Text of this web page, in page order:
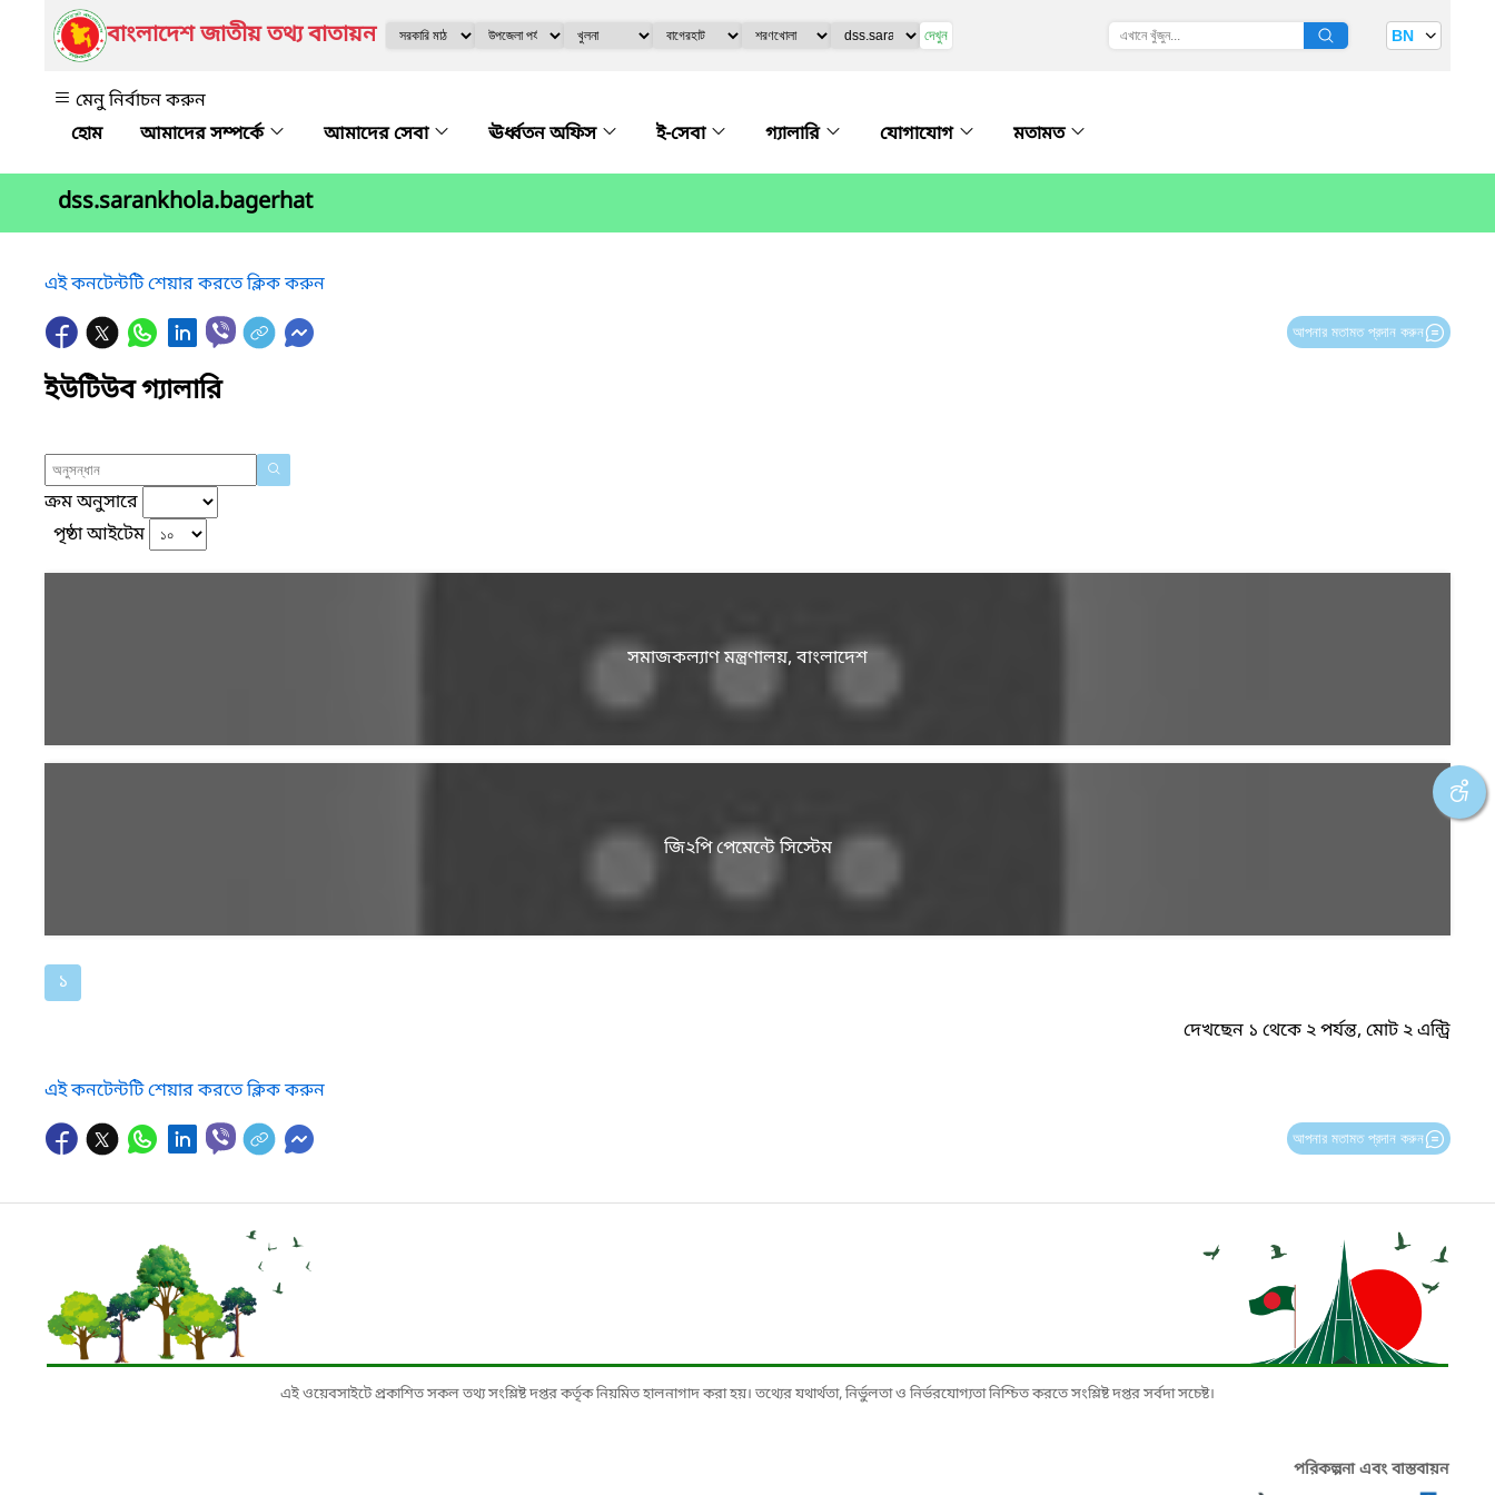
বাংলাদেশ জাতীয় তথ্য বাতায়ন দেখুন BN
মেনু নির্বাচন করুন
আমাদের সম্পর্কে
আমাদের সেবা ঊর্ধ্বতন অফিস ই-সেবা গ্যালারি যোগাযোগ মতামত
dss.sarankhola.bagerhat
এই কনটেন্টটি শেয়ার করতে ক্লিক করুন
আপনার মতামত প্রদান করুন
ইউটিউব গ্যালারি
ক্রম অনুসারে
পৃষ্ঠা আইটেম
সমাজকল্যাণ মন্ত্রণালয়, বাংলাদেশ
জি২পি পেমেন্টে সিস্টেম
১
দেখছেন ১ থেকে ২ পর্যন্ত, মোট ২ এন্ট্রি
এই কনটেন্টটি শেয়ার করতে ক্লিক করুন
আপনার মতামত প্রদান করুন
এই ওয়েবসাইটে প্রকাশিত সকল তথ্য সংশ্লিষ্ট দপ্তর কর্তৃক নিয়মিত হালনাগাদ করা হয়। তথ্যের যথার্থতা, নির্ভুলতা ও নির্ভরযোগ্যতা নিশ্চিত করতে সংশ্লিষ্ট দপ্তর সর্বদা সচেষ্ট।
পরিকল্পনা এবং বাস্তবায়ন